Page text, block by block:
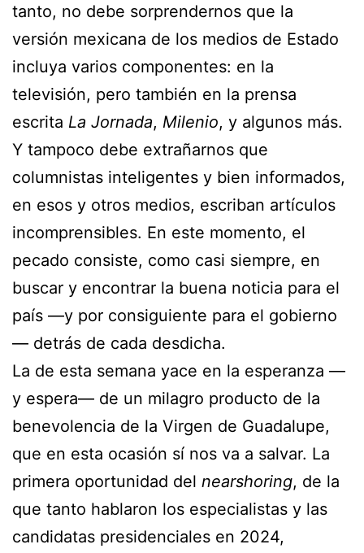
tanto, no debe sorprendernos que la
versión mexicana de los medios de Estado
incluya varios componentes: en la
televisión, pero también en la prensa
escrita La Jornada, Milenio, y algunos más.
Y tampoco debe extrañarnos que
columnistas inteligentes y bien informados,
en esos y otros medios, escriban artículos
incomprensibles. En este momento, el
pecado consiste, como casi siempre, en
buscar y encontrar la buena noticia para el
país —y por consiguiente para el gobierno
— detrás de cada desdicha.
La de esta semana yace en la esperanza —
y espera— de un milagro producto de la
benevolencia de la Virgen de Guadalupe,
que en esta ocasión sí nos va a salvar. La
primera oportunidad del nearshoring, de la
que tanto hablaron los especialistas y las
candidatas presidenciales en 2024,